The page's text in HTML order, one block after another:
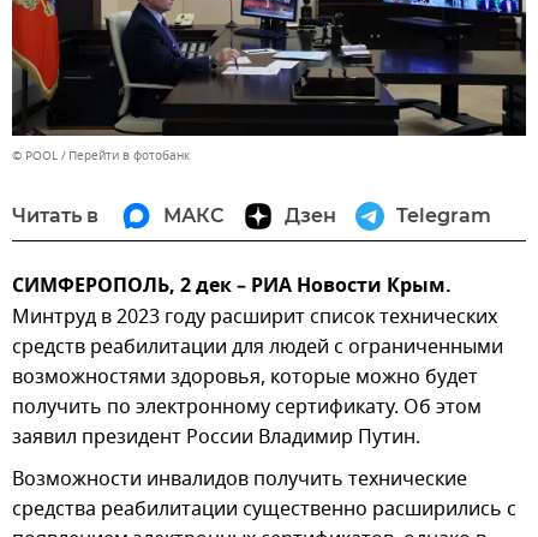
© POOL Перейти в фотобанк
Читать в МАКС Дзен Telegram
СИМФЕРОПОЛЬ, 2 дек – РИА Новости Крым.
Минтруд в 2023 году расширит список технических
средств реабилитации для людей с ограниченными
возможностями здоровья, которые можно будет
получить по электронному сертификату. Об этом
заявил президент России Владимир Путин.
Возможности инвалидов получить технические
средства реабилитации существенно расширились с